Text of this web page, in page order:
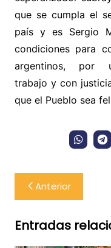
que se cumpla el
país y es Sergio
condiciones para
argentinos, por
trabajo y con
que el Pueblo sea
Navegación
de
entradas
Anterior
Entradas